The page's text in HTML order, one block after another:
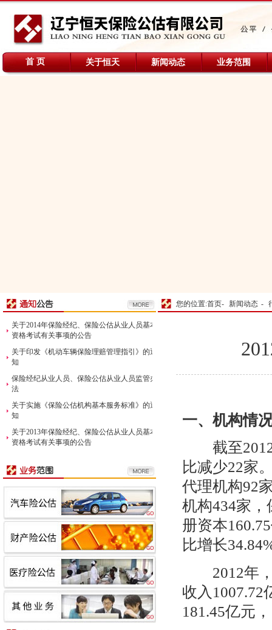
首 页 关于恒天 新闻动态 业务范围
关于2014年保险经纪、保险公估从业人员基本
资格考试有关事项的公告
关于印发《机动车辆保险理赔管理指引》的通
知
保险经纪从业人员、保险公估从业人员监管办
法
关于实施《保险公估机构基本服务标准》的通
知
关于2013年保险经纪、保险公估从业人员基本
资格考试有关事项的公告
您的位置:首页- 新闻动态 -
一、机构情
截至
比减少22家
代理机构92
机构434家，
册资本160.75
比增长
2012年
收入 1007.72
181.45亿元